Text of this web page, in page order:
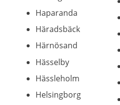
Haparanda
Häradsbäck
Härnösand
Hässelby
Hässleholm
Helsingborg